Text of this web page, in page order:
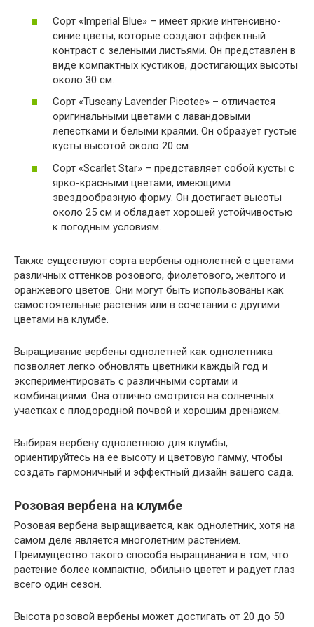
Сорт «Imperial Blue» – имеет яркие интенсивно-
синие цветы, которые создают эффектный
контраст с зелеными листьями. Он представлен в
виде компактных кустиков, достигающих высоты
около 30 см.
Сорт «Tuscany Lavender Picotee» – отличается
оригинальными цветами с лавандовыми
лепестками и белыми краями. Он образует густые
кусты высотой около 20 см.
Сорт «Scarlet Star» – представляет собой кусты с
ярко-красными цветами, имеющими
звездообразную форму. Он достигает высоты
около 25 см и обладает хорошей устойчивостью
к погодным условиям.
Также существуют сорта вербены однолетней с цветами
различных оттенков розового, фиолетового, желтого и
оранжевого цветов. Они могут быть использованы как
самостоятельные растения или в сочетании с другими
цветами на клумбе.
Выращивание вербены однолетней как однолетника
позволяет легко обновлять цветники каждый год и
экспериментировать с различными сортами и
комбинациями. Она отлично смотрится на солнечных
участках с плодородной почвой и хорошим дренажем.
Выбирая вербену однолетнюю для клумбы,
ориентируйтесь на ее высоту и цветовую гамму, чтобы
создать гармоничный и эффектный дизайн вашего сада.
Розовая вербена на клумбе
Розовая вербена выращивается, как однолетник, хотя на
самом деле является многолетним растением.
Преимущество такого способа выращивания в том, что
растение более компактно, обильно цветет и радует глаз
всего один сезон.
Высота розовой вербены может достигать от 20 до 50